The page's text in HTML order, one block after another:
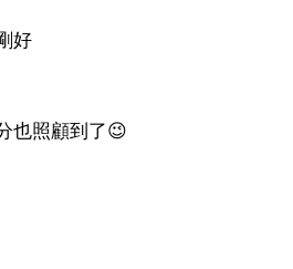
好
也照顧到了😉